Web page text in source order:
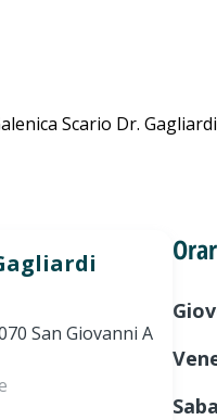
Scario Dr. Gagliardi
San Giovanni A